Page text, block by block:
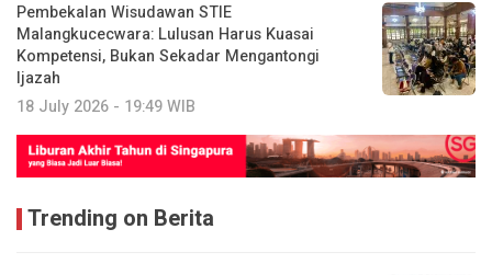
Pembekalan Wisudawan STIE
Malangkucecwara: Lulusan Harus Kuasai
Kompetensi, Bukan Sekadar Mengantongi
Ijazah
18 July 2026 - 19:49 WIB
Trending on Berita